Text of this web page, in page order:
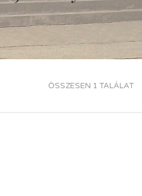
ÖSSZESEN 1 TALÁLAT